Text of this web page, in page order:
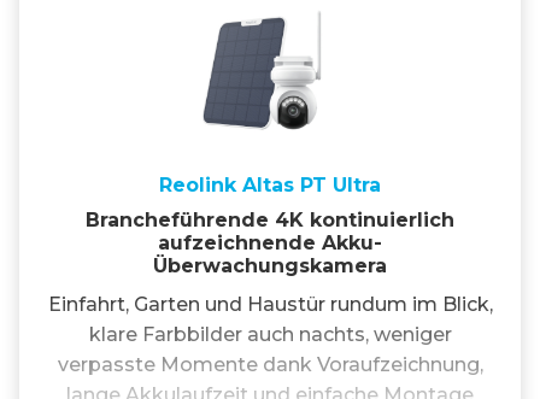
Reolink Altas PT Ultra
Brancheführende 4K kontinuierlich
aufzeichnende Akku-
Überwachungskamera
Einfahrt, Garten und Haustür rundum im Blick,
klare Farbbilder auch nachts, weniger
verpasste Momente dank Voraufzeichnung,
lange Akkulaufzeit und einfache Montage